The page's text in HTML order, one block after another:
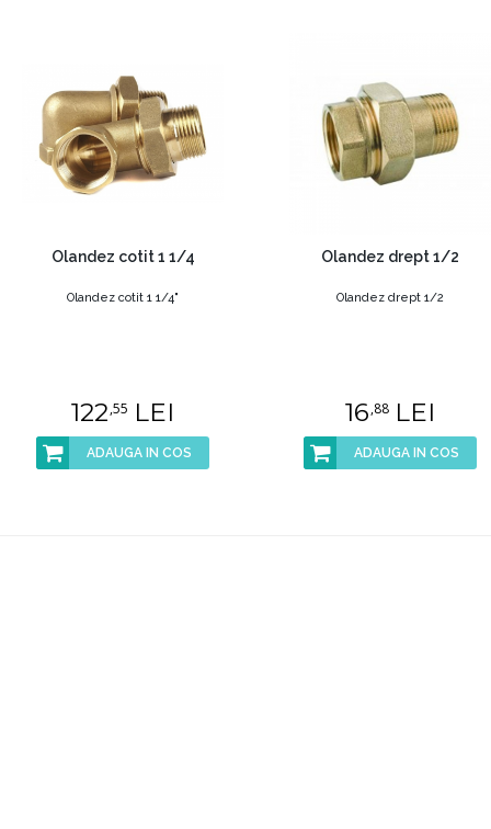
Olandez cotit 1 1/4
Olandez cotit 1 1/4"
122,55 LEI
ADAUGA IN COS
Olandez drept 1/2
Olandez drept 1/2
16,88LEI
ADAUGA IN COS